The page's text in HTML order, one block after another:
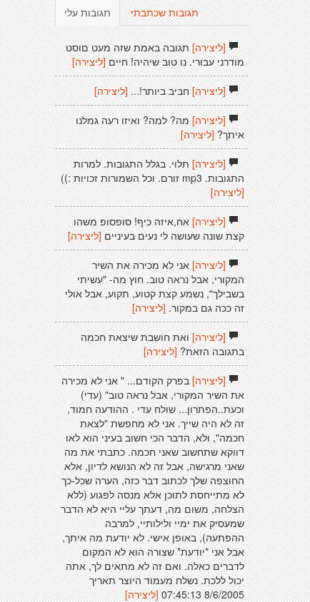
תגובות עלי תגובות שכתבתי
[ליצירה]תגובה באמת שזה מעט םוסט
מודרני עבורי. נו טוב שיהיה! חיים [ליצירה]
[ליצירה]חביב ביותר!... [ליצירה]
[ליצירה]מה? למה? ואיזו רעה גמלנו
איתך? [ליצירה]
[ליצירה]תלוי. בגלל התגובות. למרות
התגובות. mp3 זורם. וכל השמורות זכויות :))
[ליצירה]
[ליצירה]אח,איזה כיף! סופסופ משהו
קצת שונה שעושה לי נעים בעיניים [ליצירה]
[ליצירה]אני לא מכירה את השיר
המקורי, אבל נראה טוב. חוץ מה- "עשיתי
בשבילך", נשמע קצת קטוע, תקוע, אבל אולי
זה ככה גם במקור.[ליצירה]
[ליצירה]ואת חושבת שיצאת חכמה
בתגובה הזאת?[ליצירה]
[ליצירה]בפרק הקודם... " אני לא מכירה
את השיר המקורי, אבל נראה טוב" (עדי)
וכעת..הפתרון... שולח עדי . ההודעה חמוד,
זה לא היה שייך. אני לא מחפשת "לצאת
חכמה", ולא, הדבר הכי חשוב בעיני הוא לאו
דווקא שתחשוב שאני חכמה. כתבתי את מה
שאני מרגישה, אבל זה לא הנושא לדיון, אלא
החוצפה שלך לכתוב דבר כזה, הערה שכל-כך
לא מתייחסת לתוכן אלא מנסה לפגוע (ללא
הצלחה, משום מה, דעתך עליי היא לא הדבר
שמעסיק את ימיי ולילותיי, למרבה
ההפתעה), באופן אישי. לא יודעת מה איתך,
אבל אני *יודעת* שצורה הוא לא המקום
לדברים כאלה. ואם זה לא מתאים לך, אתה
יכול ללכת. נשלח מעמוד היוצר תאריך
8/6/2005 07:45:13
[ליצירה]